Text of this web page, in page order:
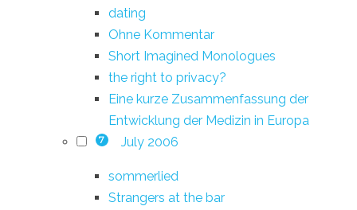
dating
Ohne Kommentar
Short Imagined Monologues
the right to privacy?
Eine kurze Zusammenfassung der
Entwicklung der Medizin in Europa
7 July 2006
sommerlied
Strangers at the bar